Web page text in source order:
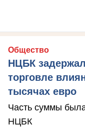
Общество
НЦБК
торговле
тысячах евро
Часть суммы
НЦБК